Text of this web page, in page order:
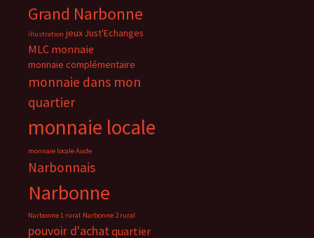
Grand Narbonne
illustration jeuxJust'Echanges
MLC monnaie
monnaie complémentaire
monnaie dans mon
quartier
monnaie locale
monnaie locale Aude
Narbonnais
Narbonne
Narbonne 1 rural Narbonne 2 rural
pouvoir d'achatquartier